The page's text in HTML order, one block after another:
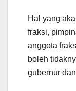
Hal yang
fraksi,
anggota
boleh
gubernur